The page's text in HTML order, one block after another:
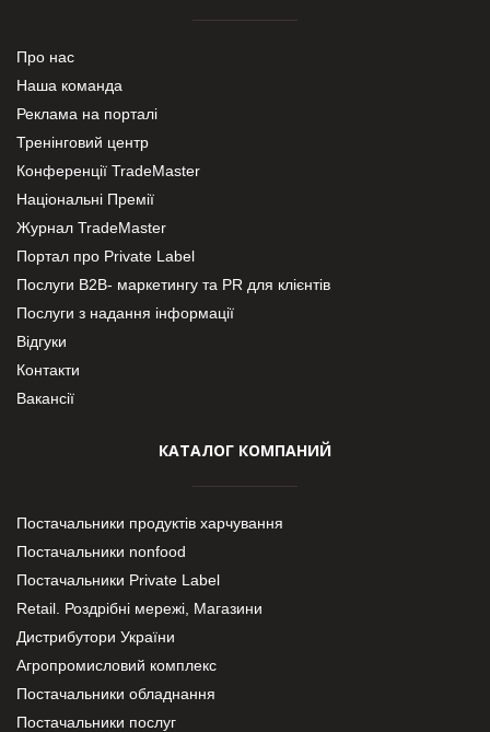
Про нас
Наша команда
Реклама на порталі
Тренінговий центр
Конференції TradeMaster
Національні Премії
Журнал TradeMaster
Портал про Private Label
Послуги В2В- маркетингу та PR для клієнтів
Послуги з надання інформації
Відгуки
Контакти
Вакансії
КАТАЛОГ КОМПАНИЙ
Постачальники продуктів харчування
Постачальники nonfood
Постачальники Private Label
Retail. Роздрібні мережі, Магазини
Дистрибутори України
Агропромисловий комплекс
Постачальники обладнання
Постачальники послуг